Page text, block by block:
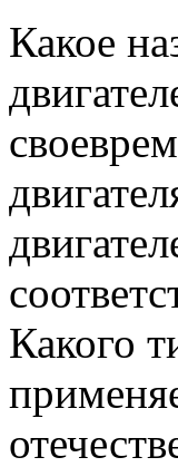
Какое
Какого